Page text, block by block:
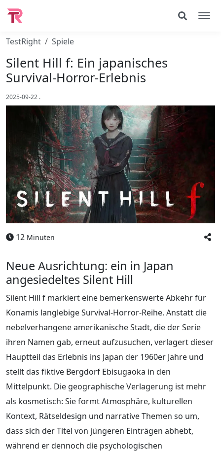
TestRight Spiele
Silent Hill f: Ein japanisches
Survival-Horror-Erlebnis
2025-09-22 .
12 Minuten
Neue Ausrichtung: ein in Japan
angesiedeltes Silent Hill
Silent Hill f markiert eine bemerkenswerte Abkehr für
Konamis langlebige Survival-Horror-Reihe. Anstatt die
nebelverhangene amerikanische Stadt, die der Serie
ihren Namen gab, erneut aufzusuchen, verlagert dieser
Hauptteil das Erlebnis ins Japan der 1960er Jahre und
stellt das fiktive Bergdorf Ebisugaoka in den
Mittelpunkt. Die geographische Verlagerung ist mehr
als kosmetisch: Sie formt Atmosphäre, kulturellen
Kontext, Rätseldesign und narrative Themen so um,
dass sich der Titel von jüngeren Einträgen abhebt,
während er dennoch die psychologischen